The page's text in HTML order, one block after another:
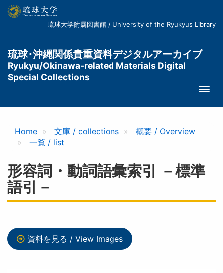
コ
琉球大学附属図書館 / University of the Ryukyus Library
琉球･沖縄関係貴重資料デジタルアーカイブ
Ryukyu/Okinawa-related Materials Digital
Special Collections
Home 文庫 / collections
概要 / Overview
一覧 / list
形容詞・動詞語彙索引 －標準
語引－
資料を見る / View Images